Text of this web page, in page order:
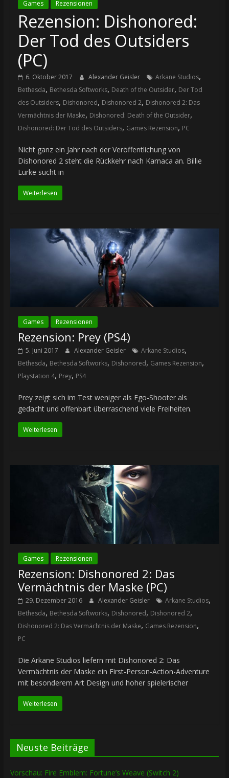
Games Rezensionen
Rezension: Dishonored:
Der Tod des Outsiders
(PC)
6. Oktober 2017 Alexander Geisler Arkane Studios,
Bethesda, Bethesda Softworks, Death of the Outsider, Der Tod
des Outsiders, Dishonored, Dishonored 2, Dishonored 2: Das
Vermächtnis der Maske, Dishonored: Death of the Outsider,
Dishonored: Der Tod des Outsiders, Games Rezension, PC
Nicht ganz ein Jahr nach der Veröffentlichung von
Dishonored 2 steht die Rückkehr nach Karnaca an. Billie
Lurke sucht in
Weiterlesen
Games Rezensionen
Rezension: Prey (PS4)
5. Juni 2017 Alexander Geisler Arkane Studios,
Bethesda, Bethesda Softworks, Dishonored, Games Rezension,
Playstation 4, Prey, PS4
Prey zeigt sich im Test weniger als Ego-Shooter als
gedacht und offenbart überraschend viele Freiheiten.
Weiterlesen
Games Rezensionen
Rezension: Dishonored 2: Das
Vermächtnis der Maske (PC)
29. Dezember 2016 Alexander Geisler Arkane Studios,
Bethesda, Bethesda Softworks, Dishonored, Dishonored 2,
Dishonored 2: Das Vermächtnis der Maske, Games Rezension,
PC
Die Arkane Studios liefern mit Dishonored 2: Das
Vermächtnis der Maske ein First-Person-Action-Adventure
mit besonderem Art Design und hoher spielerischer
Weiterlesen
Neuste Beiträge
Vorschau: Fire Emblem: Fortune’s Weave (Switch 2)